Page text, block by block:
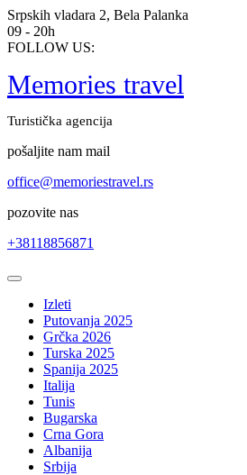
Skip
to
content
Srpskih vladara 2, Bela Palanka
09 - 20h
FOLLOW US:
Memories travel
Turistička agencija
pošaljite nam mail
office@memoriestravel.rs
pozovite nas
+38118856871
Open
ButtonIzleti
Putovanja 2025
Grčka 2026
Turska 2025
Spanija 2025
Italija
Tunis
Bugarska
Crna Gora
Albanija
Srbija